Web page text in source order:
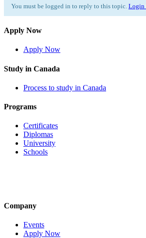
You must be logged in to reply to this topic. Login
Apply Now
Apply Now
Study in Canada
Process to study in Canada
Programs
Certificates
Diplomas
University
Schools
Company
Events
Apply Now